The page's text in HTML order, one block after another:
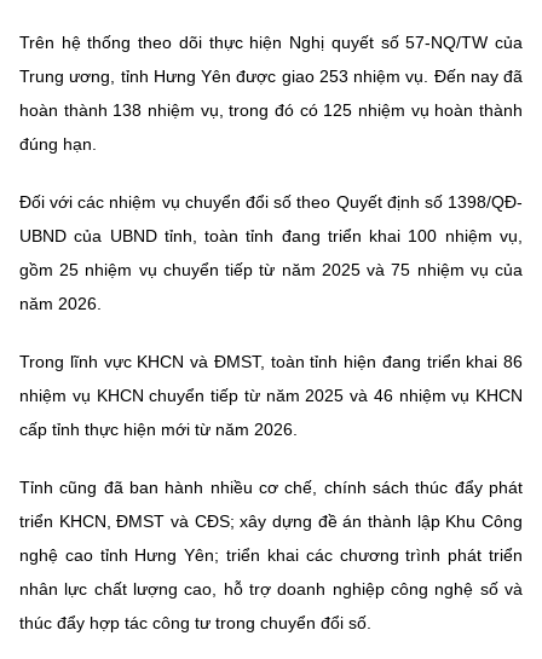
Chịu trách nhiệm nội dung: Nguyễn Thị Hải Hằng
Giám đốc Trung tâm Truyền thông Khoa học và Công nghệ.
Địa chỉ: Ban Biên tập Cổng TTĐT - 18 Nguyễn Du, TP. Hà Nội
Điện thoại: 024 3936 9506
©2026 Bản quyền thuộc Bộ Khoa Học và Công Nghệ
(Ghi rõ nguồn "https://mst.gov.vn" khi phát hành lại thông tin từ
Trên hệ thống theo dõi thực hiện Nghị quyết số 57-NQ/TW của
Trung ương, tỉnh Hưng Yên được giao 253 nhiệm vụ. Đến nay đã
hoàn thành 138 nhiệm vụ, trong đó có 125 nhiệm vụ hoàn thành
đúng hạn.
Đối với các nhiệm vụ chuyển đổi số theo Quyết định số 1398/QĐ-
UBND của UBND tỉnh, toàn tỉnh đang triển khai 100 nhiệm vụ,
gồm 25 nhiệm vụ chuyển tiếp từ năm 2025 và 75 nhiệm vụ của
năm 2026.
Trong lĩnh vực KHCN và ĐMST, toàn tỉnh hiện đang triển khai 86
nhiệm vụ KHCN chuyển tiếp từ năm 2025 và 46 nhiệm vụ KHCN
cấp tỉnh thực hiện mới từ năm 2026.
Tỉnh cũng đã ban hành nhiều cơ chế, chính sách thúc đẩy phát
triển KHCN, ĐMST và CĐS; xây dựng đề án thành lập Khu Công
nghệ cao tỉnh Hưng Yên; triển khai các chương trình phát triển
nhân lực chất lượng cao, hỗ trợ doanh nghiệp công nghệ số và
thúc đẩy hợp tác công tư trong chuyển đổi số.